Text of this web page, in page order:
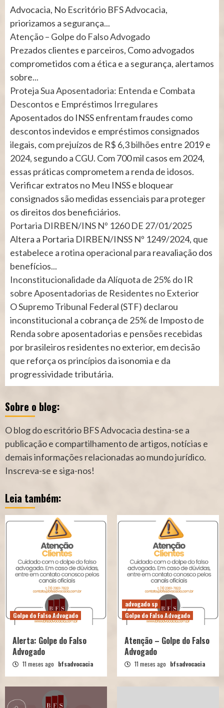
Advocacia, No Escritório BFS Advocacia,
priorizamos a segurança...
Atenção – Golpe do Falso Advogado
Prezados clientes e parceiros, Como advogados
comprometidos com a ética e a segurança, alertamos
sobre...
Proteja Sua Aposentadoria: Entenda e Combata
Descontos e Empréstimos Irregulares
Aposentados do INSS enfrentam fraudes como
descontos indevidos e empréstimos consignados
ilegais, com prejuízos de R$ 6,3 bilhões entre 2019 e
2024, segundo a CGU. Com 700 mil casos em 2024,
essas práticas comprometem a renda de idosos.
Verificar extratos no Meu INSS e bloquear
consignados são medidas essenciais para proteger
os direitos dos beneficiários.
Portaria DIRBEN/INS Nº 1260 DE 27/01/2025
Altera a Portaria DIRBEN/INSS Nº 1249/2024, que
estabelece a rotina operacional para reavaliação dos
benefícios...
Inconstitucionalidade da Alíquota de 25% do IR
sobre Aposentadorias de Residentes no Exterior
O Supremo Tribunal Federal (STF) declarou
inconstitucional a cobrança de 25% de Imposto de
Renda sobre aposentadorias e pensões recebidas
por brasileiros residentes no exterior, em decisão
que reforça os princípios da isonomia e da
progressividade tributária.
Sobre o blog:
O blog do escritório BFS Advocacia destina-se a
publicação e compartilhamento de artigos, notícias e
demais informações relacionadas ao mundo jurídico.
Inscreva-se e siga-nos!
Leia também:
Golpe do Falso Advogado
Alerta: Golpe do Falso
Advogado
11 meses ago bfsadvocacia
advogado sp
Golpe do Falso Advogado
Atenção – Golpe do Falso
Advogado
11 meses ago bfsadvocacia